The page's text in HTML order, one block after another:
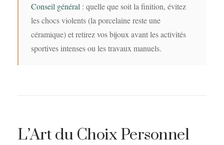
Conseil général : quelle que soit la finition, évitez
les chocs violents (la porcelaine reste une
céramique) et retirez vos bijoux avant les activités
sportives intenses ou les travaux manuels.
L’Art du Choix Personnel